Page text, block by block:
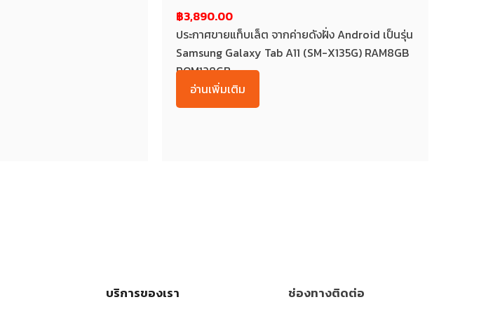
฿3,890.00
ประกาศขายแท็บเล็ต จากค่ายดังฝั่ง Android เป็นรุ่น
Samsung Galaxy Tab A11 (SM-X135G) RAM8GB
ROM128GB...
อ่านเพิ่มเติม
บริการของเรา ช่องทางติดต่อ